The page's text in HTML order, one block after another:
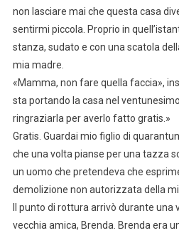
non lasciare mai che questa casa
sentirmi piccola. Proprio in
stanza, sudato e con una scatola
mia madre.
«Mamma, non fare quella faccia»,
sta portando la casa nel
ringraziarla per averlo fatto gratis.»
Gratis. Guardai mio figlio di
che una volta pianse per una tazza
un uomo che pretendeva che
demolizione non autorizzata della
Il punto di rottura arrivò durante una
vecchia amica, Brenda. Brenda era